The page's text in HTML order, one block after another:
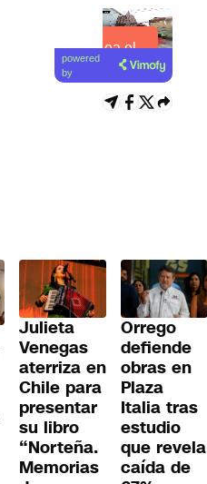
Lea el
artículo
powered
by
Julieta
Venegas
aterriza en
Chile para
presentar
su libro
“Norteña.
Memorias
Orrego
defiende
obras en
Plaza
Italia tras
estudio
que revela
caída de